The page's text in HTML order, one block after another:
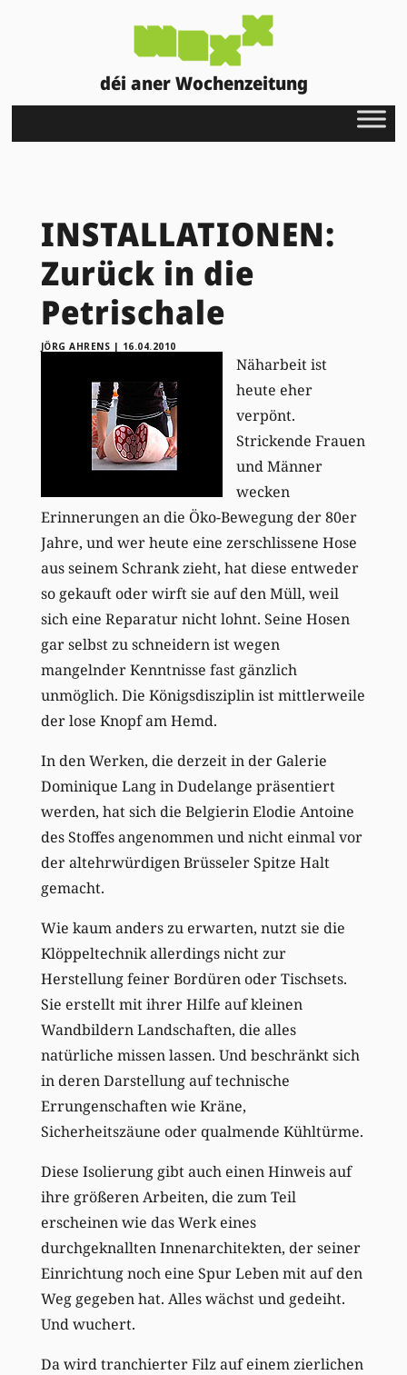
déi aner Wochenzeitung
INSTALLATIONEN:
Zurück in die
Petrischale
JÖRG AHRENS | 16.04.2010
Näharbeit ist
heute eher
verpönt.
Strickende Frauen
und Männer
wecken
Erinnerungen an die Öko-Bewegung der 80er
Jahre, und wer heute eine zerschlissene Hose
aus seinem Schrank zieht, hat diese entweder
so gekauft oder wirft sie auf den Müll, weil
sich eine Reparatur nicht lohnt. Seine Hosen
gar selbst zu schneidern ist wegen
mangelnder Kenntnisse fast gänzlich
unmöglich. Die Königsdisziplin ist mittlerweile
der lose Knopf am Hemd.
In den Werken, die derzeit in der Galerie
Dominique Lang in Dudelange präsentiert
werden, hat sich die Belgierin Elodie Antoine
des Stoffes angenommen und nicht einmal vor
der altehrwürdigen Brüsseler Spitze Halt
gemacht.
Wie kaum anders zu erwarten, nutzt sie die
Klöppeltechnik allerdings nicht zur
Herstellung feiner Bordüren oder Tischsets.
Sie erstellt mit ihrer Hilfe auf kleinen
Wandbildern Landschaften, die alles
natürliche missen lassen. Und beschränkt sich
in deren Darstellung auf technische
Errungenschaften wie Kräne,
Sicherheitszäune oder qualmende Kühltürme.
Diese Isolierung gibt auch einen Hinweis auf
ihre größeren Arbeiten, die zum Teil
erscheinen wie das Werk eines
durchgeknallten Innenarchitekten, der seiner
Einrichtung noch eine Spur Leben mit auf den
Weg gegeben hat. Alles wächst und gedeiht.
Und wuchert.
Da wird tranchierter Filz auf einem zierlichen